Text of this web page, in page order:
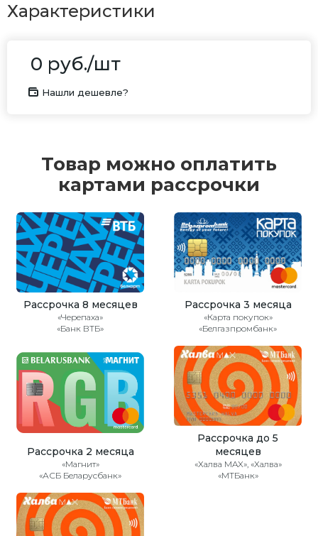
Характеристики
0 руб./шт
Нашли дешевле?
Товар можно оплатить
картами рассрочки
Рассрочка 8 месяцев
«Черепаха»
«Банк ВТБ»
Рассрочка 3 месяца
«Карта покупок»
«Белгазпромбанк»
Рассрочка 2 месяца
«Магнит»
«АСБ Беларусбанк»
Рассрочка до 5
месяцев
«Халва MAX», «Халва»
«МТБанк»